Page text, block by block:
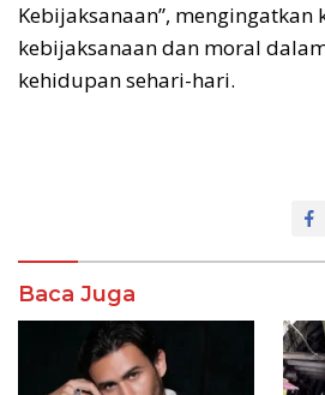
Kebijaksanaan”,
kebijaksanaan dan moral
kehidupan sehari-hari.
Baca Juga